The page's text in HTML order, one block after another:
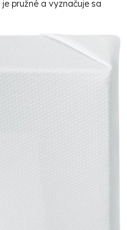
je pružné a vyznačuje sa